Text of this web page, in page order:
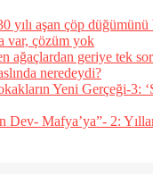
yılı aşan çöp düğümünü
var, çözüm yok
ağaçlardan geriye tek
neredeydi?
Yeni Gerçeği-3:
Dev- Mafya’ya”- 2: